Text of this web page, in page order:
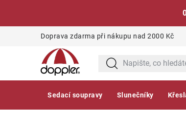
Doprava zdarma při nákupu nad 2000 Kč
Sedací soupravy Slunečníky